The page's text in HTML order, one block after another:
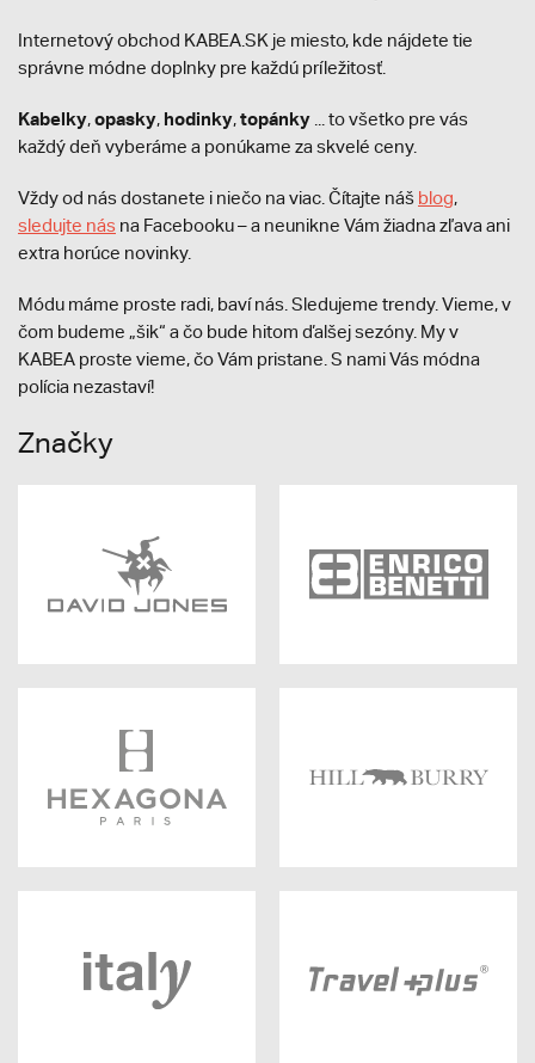
Internetový obchod KABEA.SK je miesto, kde nájdete tie
správne módne doplnky pre každú príležitosť.
Kabelky,opasky, hodinky,topánky ... to všetko pre vás
každý deň vyberáme a ponúkame za skvelé ceny.
Vždy od nás dostanete i niečo na viac. Čítajte náš blog,
sledujte nás na Facebooku – a neunikne Vám žiadna zľava ani
extra horúce novinky.
Módu máme proste radi, baví nás. Sledujeme trendy. Vieme, v
čom budeme „šik“ a čo bude hitom ďalšej sezóny. My v
KABEA proste vieme, čo Vám pristane. S nami Vás módna
polícia nezastaví!
Značky